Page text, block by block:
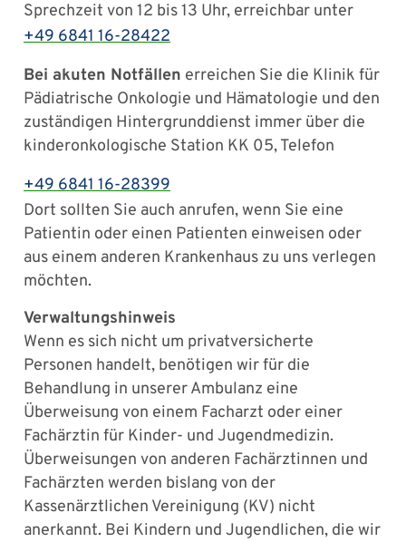
Sprechzeit von 12 bis 13 Uhr, erreichbar unter
+49 6841 16-28422
Bei akuten Notfällen erreichen Sie die Klinik für
Pädiatrische Onkologie und Hämatologie und den
zuständigen Hintergrunddienst immer über die
kinderonkologische Station KK 05, Telefon
+49 6841 16-28399
Dort sollten Sie auch anrufen, wenn Sie eine
Patientin oder einen Patienten einweisen oder
aus einem anderen Krankenhaus zu uns verlegen
möchten.
Verwaltungshinweis
Wenn es sich nicht um privatversicherte
Personen handelt, benötigen wir für die
Behandlung in unserer Ambulanz eine
Überweisung von einem Facharzt oder einer
Fachärztin für Kinder- und Jugendmedizin.
Überweisungen von anderen Fachärztinnen und
Fachärzten werden bislang von der
Kassenärztlichen Vereinigung (KV) nicht
anerkannt. Bei Kindern und Jugendlichen, die wir